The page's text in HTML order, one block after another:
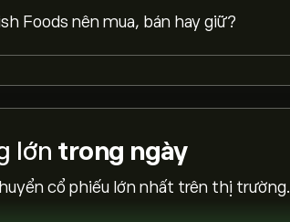
Foods nên mua, bán hay giữ?
lớn trong ngày
cổ phiếu lớn nhất trên thị trường.